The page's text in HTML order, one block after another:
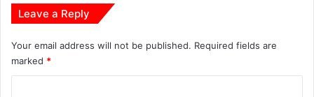
Leave a Reply
Your email address will not be published. Required fields are
marked *